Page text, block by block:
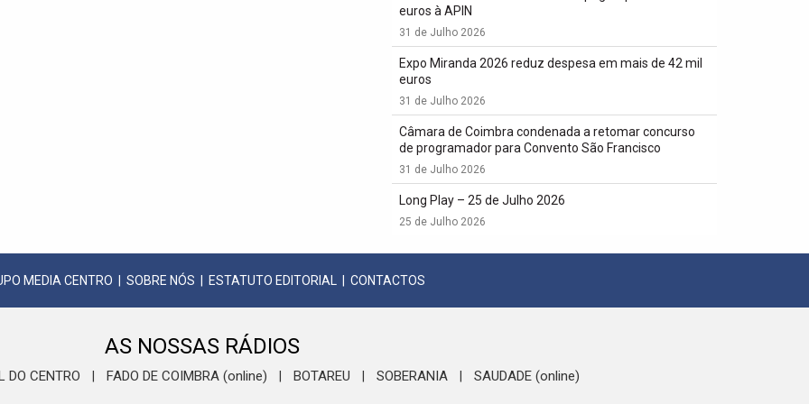
euros à APIN
31 de Julho 2026
Expo Miranda 2026 reduz despesa em mais de 42 mil
euros
31 de Julho 2026
Câmara de Coimbra condenada a retomar concurso
de programador para Convento São Francisco
31 de Julho 2026
Long Play – 25 de Julho 2026
25 de Julho 2026
MEDIA CENTRO SOBRE NÓS ESTATUTO EDITORIAL CONTACTOS
AS NOSSAS RÁDIOS
DO CENTRO FADO DE COIMBRA (online) BOTAREU SOBERANIA SAUDADE (online)